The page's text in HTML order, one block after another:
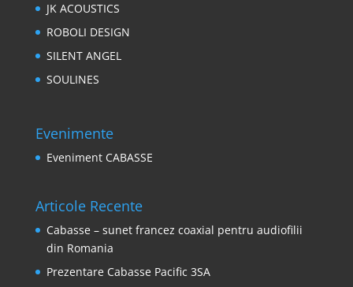
JK ACOUSTICS
ROBOLI DESIGN
SILENT ANGEL
SOULINES
Evenimente
Eveniment CABASSE
Articole Recente
Cabasse – sunet francez coaxial pentru audiofilii
din Romania
Prezentare Cabasse Pacific 3SA